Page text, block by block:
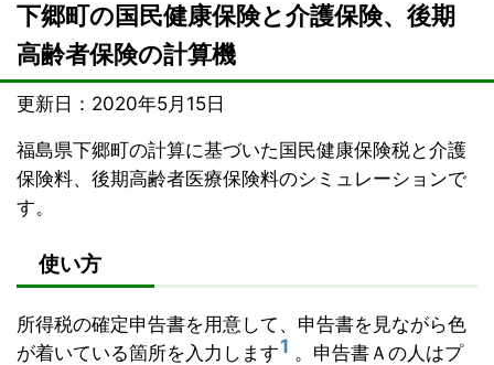
下郷町の国民健康保険と介護保険、後期
高齢者保険の計算機
更新日： 2020年5月15日
福島県下郷町の計算に基づいた国民健康保険税と介護
保険料、後期高齢者医療保険料のシミュレーションで
す。
使い方
所得税の確定申告書を用意して、申告書を見ながら色
が着いている箇所を入力します1 。申告書Ａの人はプ